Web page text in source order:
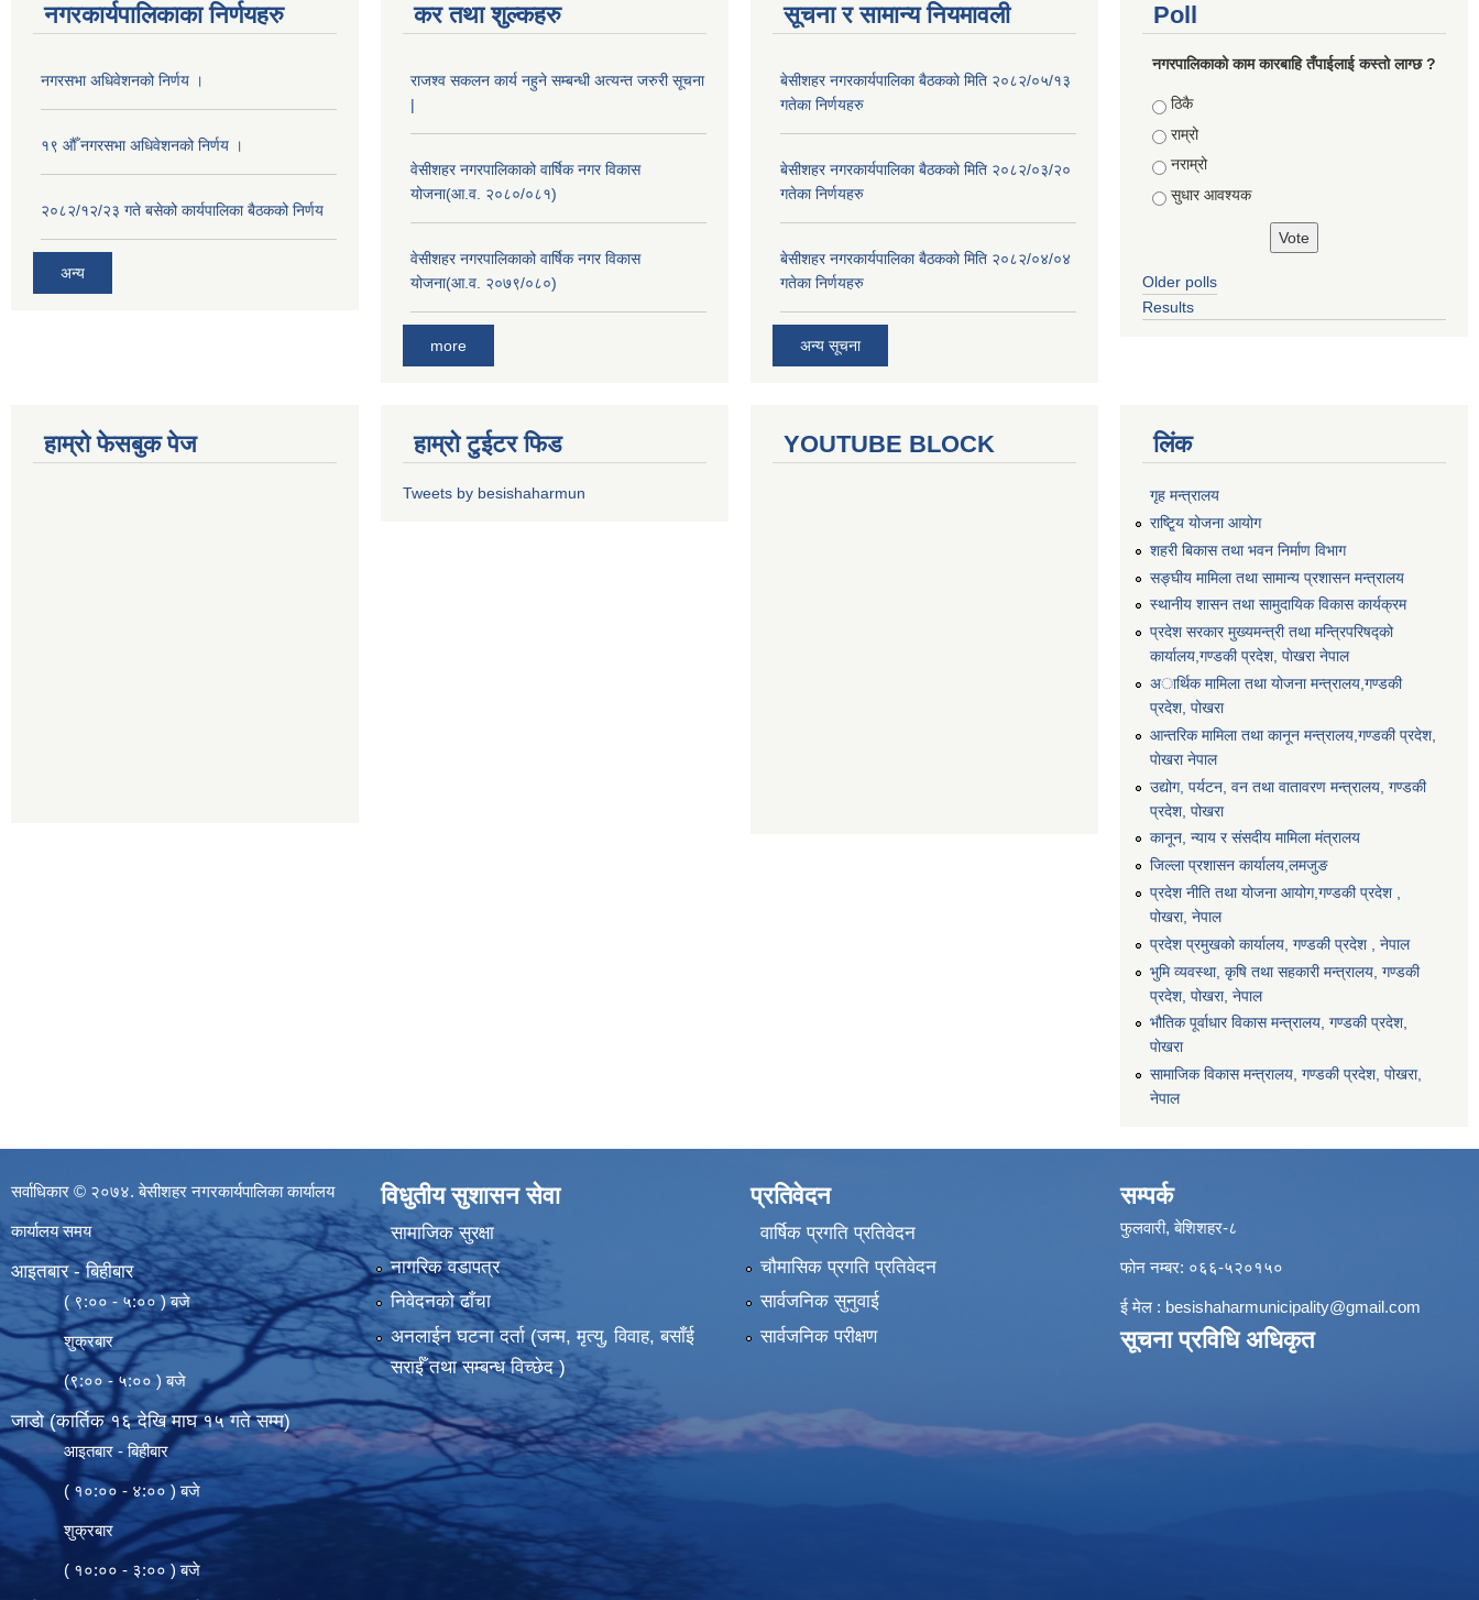
नगरकार्यपालिकाका निर्णयहरु
नगरसभा अधिवेशनको निर्णय ।
१९ औँ नगरसभा अधिवेशनको निर्णय ।
२०८२/१२/२३ गते बसेको कार्यपालिका बैठकको निर्णय
अन्य
कर तथा शुल्कहरु
राजश्व सकलन कार्य नहुने सम्बन्धी अत्यन्त जरुरी सूचना
|
वेसीशहर नगरपालिकाको वार्षिक नगर विकास
योजना(आ.व. २०८०/०८१)
वेसीशहर नगरपालिकाको वार्षिक नगर विकास
योजना(आ.व. २०७९/०८०)
more
सूचना र सामान्य नियमावली
बे‍‍सीशहर नगरकार्यपालिका बैठककाे मिति २०८२/०५/१३
गतेका निर्णयहरु
बे‍‍सीशहर नगरकार्यपालिका बैठककाे मिति २०८२/०३/२०
गतेका निर्णयहरु
बे‍‍सीशहर नगरकार्यपालिका बैठककाे मिति २०८२/०४/०४
गतेका निर्णयहरु
अन्य सूचना
Poll
नगरपालिकाको काम कारबाहि तँपाईलाई कस्तो लाग्छ ?
Choices
ठिकै
राम्रो
नराम्रो
सुधार आवश्यक
Older polls
Results
हाम्रो फेसबुक पेज हाम्रो टुईटर फिड
Tweets by besishaharmun
YOUTUBE BLOCK लिंक
गृह मन्त्रालय
राष्टि्ृय योजना आयोग
शहरी बिकास तथा भवन निर्माण विभाग
सङ्घीय मामिला तथा सामान्य प्रशासन मन्त्रालय
स्थानीय शासन तथा सामुदायिक विकास कार्यक्रम
प्रदेश सरकार मुख्यमन्त्री तथा मन्त्रिपरिषद्को
कार्यालय,गण्डकी प्रदेश, पाेखरा नेपाल
अार्थिक मामिला तथा योजना मन्त्रालय,गण्डकी
प्रदेश, पोखरा
आन्तरिक मामिला तथा कानून मन्त्रालय,गण्डकी प्रदेश,
पाेखरा नेपाल
उद्योग, पर्यटन, वन तथा वातावरण मन्त्रालय, गण्डकी
प्रदेश, पोखरा
कानून, न्याय र संसदीय मामिला मंत्रालय
जिल्ला प्रशासन कार्यालय,लमजुङ
प्रदेश नीति तथा योजना आयोग,गण्डकी प्रदेश ,
पोखरा, नेपाल
प्रदेश प्रमुखको कार्यालय, गण्डकी प्रदेश , नेपाल
भुमि व्यवस्था, कृषि तथा सहकारी मन्त्रालय, गण्डकी
प्रदेश, पोखरा, नेपाल
भौतिक पूर्वाधार विकास मन्त्रालय, गण्डकी प्रदेश,
पाेखरा
सामाजिक विकास मन्त्रालय, गण्डकी प्रदेश, पोखरा,
नेपाल
सर्वाधिकार © २०७४. बेसीशहर नगरकार्यपालिका कार्यालय
कार्यालय समय
आइतबार - बिहीबार
( ९:०० - ५:०० ) बजे
शुक्रबार
(९:०० - ५:०० ) बजे
जाडो (कार्तिक १६ देखि माघ १५ गते सम्म)
आइतबार - बिहीबार
( १०:०० - ४:०० ) बजे
शुक्रबार
( १०:०० - ३:०० ) बजे
विधुतीय सुशासन सेवा
सामाजिक सुरक्षा
नागरिक वडापत्र
निवेदनको ढाँचा
अनलाईन घटना दर्ता (जन्म, मृत्यु, विवाह, बसाँई
सराईँ तथा सम्बन्ध विच्छेद )
प्रतिवेदन
वार्षिक प्रगति प्रतिवेदन
चौमासिक प्रगति प्रतिवेदन
सार्वजनिक सुनुवाई
सार्वजनिक परीक्षण
सम्पर्क
फुलवारी, बेशिशहर-८
फोन नम्बर: ०६६-५२०१५०
ई मेल : besishaharmunicipality@gmail.com
सूचना प्रविधि अधिकृत